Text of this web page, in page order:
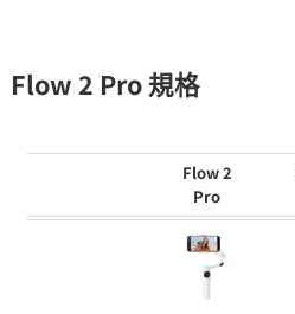
Flow 2 Pro 規格
Flow 2
Pro